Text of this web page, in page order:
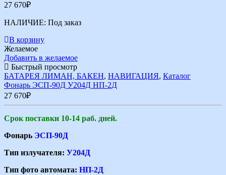
27 670₽
НАЛИЧИЕ: Под заказ
В корзину
Желаемое
Добавить в желаемое
Быстрый просмотр
БАТАРЕЯ ЛИМАН, БАКЕН, НАВИГАЦИЯ, Каталог
Фонарь ЭСП-90Д У204Д НП-2Д
27 670₽
Срок поставки 10-14 раб. дней.
Фонарь ЭСП-90Д
Тип излучателя: У204Д
Тип фото автомата: НП-2Д